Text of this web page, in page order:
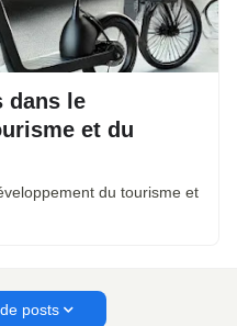
dans le
et du
du tourisme et
posts